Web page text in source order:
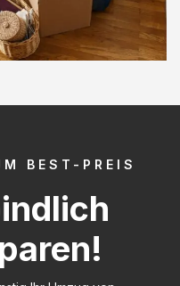
BEST-PREIS